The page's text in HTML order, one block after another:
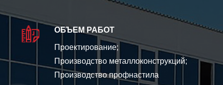
ОБЪЕМ РАБОТ
Проектирование;
Производство металлоконструкций;
Производство профнастила